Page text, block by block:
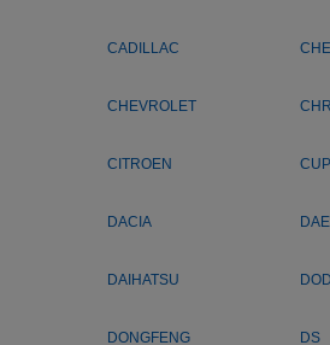
CADILLAC
CHEVROLET
CITROEN
DACIA
DAIHATSU
DONGFENG DS